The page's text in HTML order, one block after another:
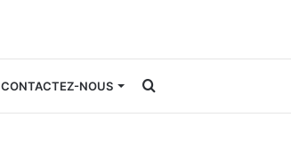
CONTACTEZ-NOUS Rechercher